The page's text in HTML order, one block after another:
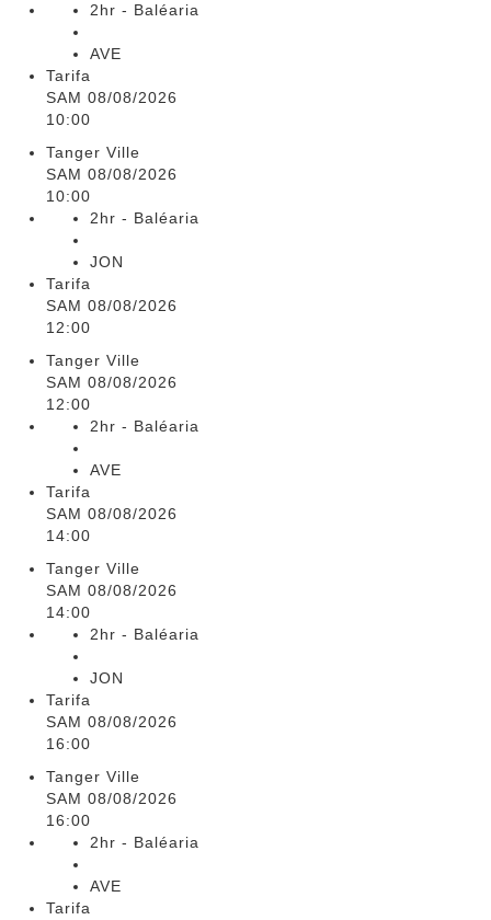
2hr - Baléaria
AVE
Tarifa
SAM 08/08/2026
10:00
Tanger Ville
SAM 08/08/2026
10:00
2hr - Baléaria
JON
Tarifa
SAM 08/08/2026
12:00
Tanger Ville
SAM 08/08/2026
12:00
2hr - Baléaria
AVE
Tarifa
SAM 08/08/2026
14:00
Tanger Ville
SAM 08/08/2026
14:00
2hr - Baléaria
JON
Tarifa
SAM 08/08/2026
16:00
Tanger Ville
SAM 08/08/2026
16:00
2hr - Baléaria
AVE
Tarifa